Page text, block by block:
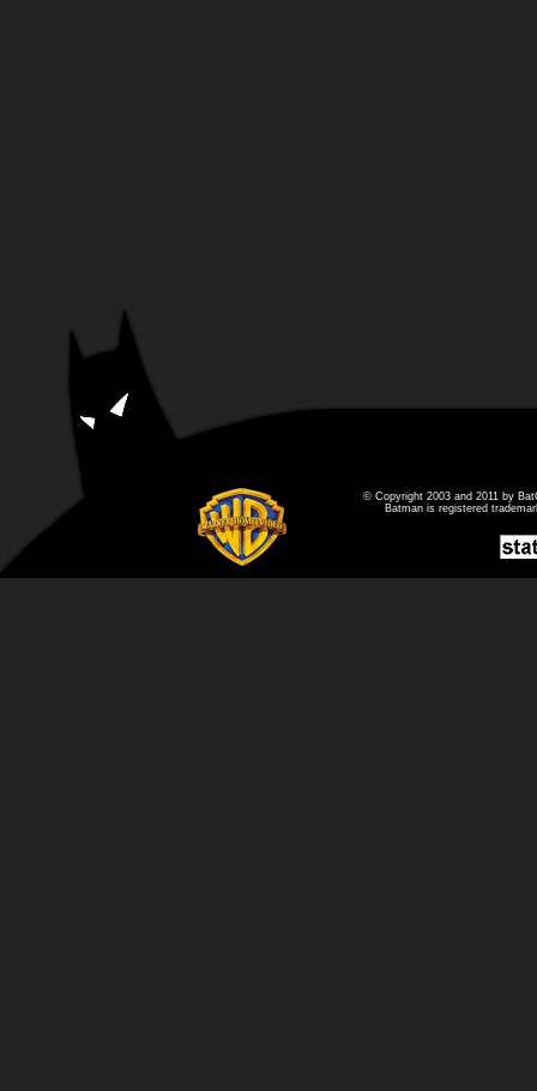
© Copyright 2003 and 2011 by
Batman is registered